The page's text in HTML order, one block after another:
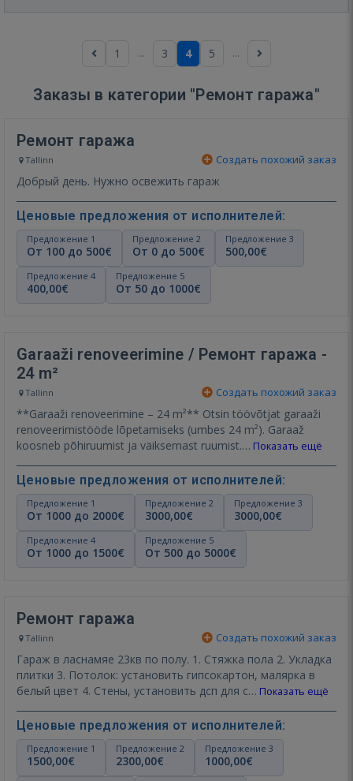
1 ... 3 4 5 ...
Заказы в категории "Ремонт гаража"
Ремонт гаража
Tallinn Создать похожий заказ
Добрый день. Нужно освежить гараж
Ценовые предложения от исполнителей:
Предложение 1
От 100 до 500€
Предложение 2
От 0 до 500€
Предложение 3
500,00€
Предложение 4
400,00€
Предложение 5
От 50 до 1000€
Garaaži renoveerimine / Ремонт гаража -
24 m²
Tallinn Создать похожий заказ
**Garaaži renoveerimine – 24 m²** Otsin töövõtjat garaaži
renoveerimistööde lõpetamiseks (umbes 24 m²). Garaaž
koosneb põhiruumist ja väiksemast ruumist.… Показать ещё
Ценовые предложения от исполнителей:
Предложение 1
От 1000 до 2000€
Предложение 2
3000,00€
Предложение 3
3000,00€
Предложение 4
От 1000 до 1500€
Предложение 5
От 500 до 5000€
Ремонт гаража
Tallinn Создать похожий заказ
Гараж в ласнамяе 23кв по полу. 1. Стяжка пола 2. Укладка
плитки 3. Потолок: установить гипсокартон, малярка в
белый цвет 4. Стены, установить дсп для с… Показать ещё
Ценовые предложения от исполнителей:
Предложение 1
1500,00€
Предложение 2
2300,00€
Предложение 3
1000,00€